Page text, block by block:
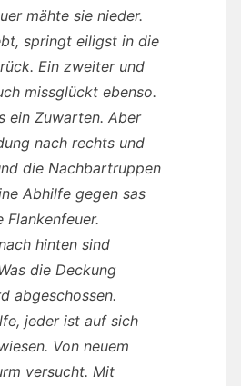
mähte sie nieder.
springt eiligst in die
Ein zweiter und
missglückt ebenso.
ein Zuwarten. Aber
nach rechts und
die Nachbartruppen
Abhilfe gegen sas
Flankenfeuer.
hinten sind
die Deckung
abgeschossen.
jeder ist auf sich
Von neuem
versucht. Mit